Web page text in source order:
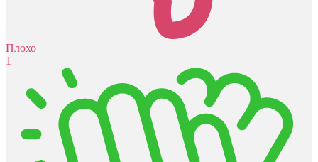
Плохо
1